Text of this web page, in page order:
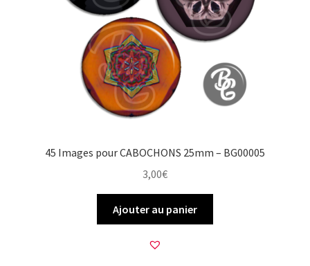
45 Images pour CABOCHONS 25mm – BG00005
3,00€
Ajouter au panier